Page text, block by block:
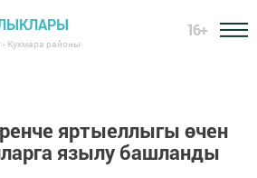
- Кукмара районы
16+
яртыеллыгы өчен
язылу башланды